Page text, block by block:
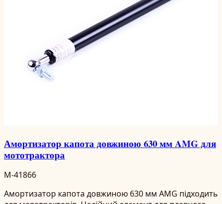
Амортизатор капота довжиною 630 мм AMG для
мототрактора
M-41866
Амортизатор капота довжиною 630 мм AMG підходить